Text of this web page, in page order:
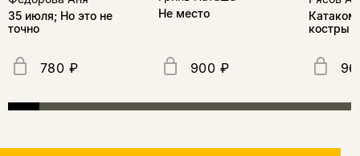
35 июля; Но это не
точно
780 ₽
Не место
900 ₽
костры